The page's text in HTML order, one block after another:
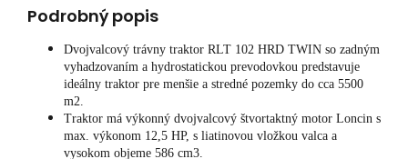
Podrobný popis
Dvojvalcový trávny traktor RLT 102 HRD TWIN so zadným
vyhadzovaním a hydrostatickou prevodovkou predstavuje
ideálny traktor pre menšie a stredné pozemky do cca 5500
m2.
Traktor má výkonný dvojvalcový štvortaktný motor Loncin s
max. výkonom 12,5 HP, s liatinovou vložkou valca a
vysokom objeme 586 cm3.